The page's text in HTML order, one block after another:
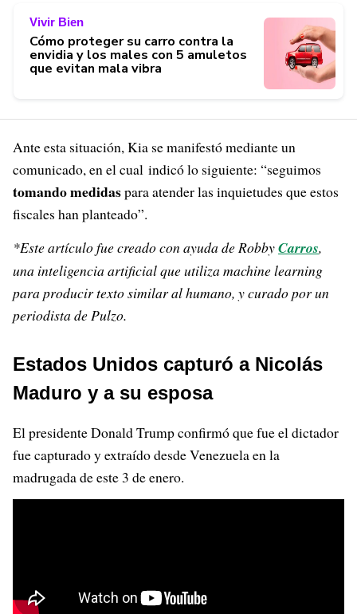
Vivir Bien
Cómo proteger su carro contra la
envidia y los males con 5 amuletos
que evitan mala vibra
Ante esta situación, Kia se manifestó mediante un
comunicado, en el cual indicó lo siguiente: “seguimos
tomando medidaspara atender las inquietudes que estos
fiscales han planteado”.
*Este artículo fue creado con ayuda de RobbyCarros,
una inteligencia artificial que utiliza machine learning
para producir texto similar al humano, y curado por un
periodista de Pulzo.
Estados Unidos capturó a Nicolás
Maduro y a su esposa
El presidente Donald Trump confirmó que fue el dictador
fue capturado y extraído desde Venezuela en la
madrugada de este 3 de enero.